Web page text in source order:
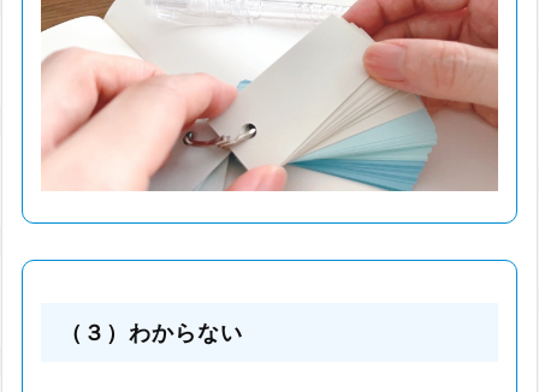
（３）わからない